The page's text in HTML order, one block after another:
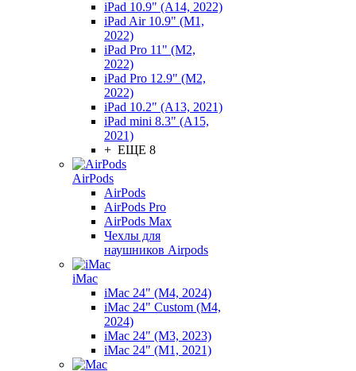
iPad 10.9" (A14, 2022)
iPad Air 10.9" (M1,
2022)
iPad Pro 11" (M2,
2022)
iPad Pro 12.9" (M2,
2022)
iPad 10.2" (A13, 2021)
iPad mini 8.3" (A15,
2021)
+ ЕЩЕ 8
AirPods
AirPods
AirPods Pro
AirPods Max
Чехлы для
наушников Airpods
iMac
iMac 24" (M4, 2024)
iMac 24" Custom (M4,
2024)
iMac 24" (M3, 2023)
iMac 24" (M1, 2021)